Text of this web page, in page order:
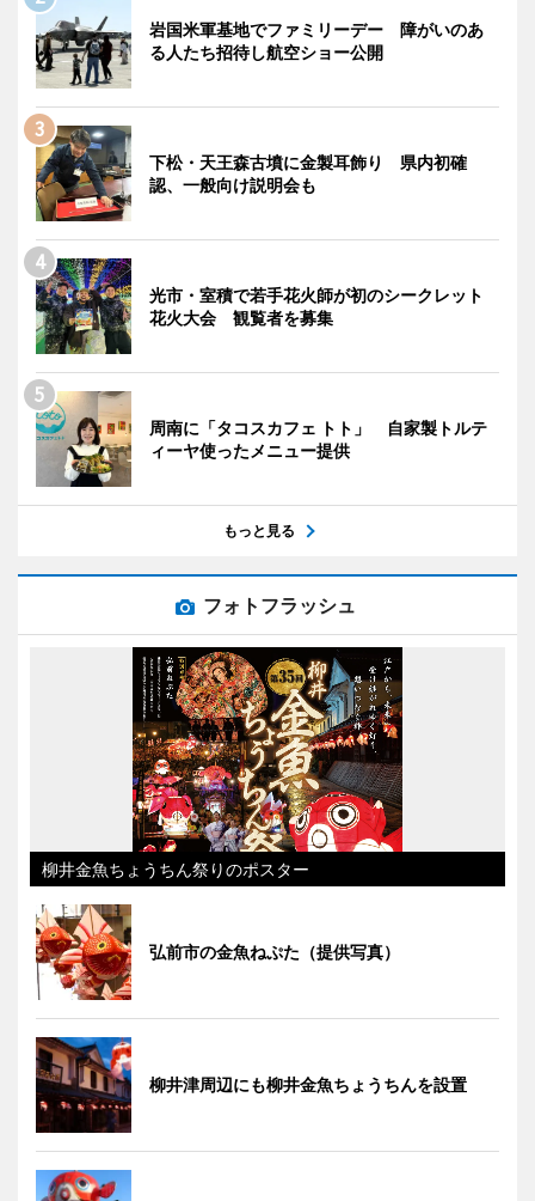
岩国米軍基地でファミリーデー 障がいのあ
る人たち招待し航空ショー公開
下松・天王森古墳に金製耳飾り 県内初確
認、一般向け説明会も
光市・室積で若手花火師が初のシークレット
花火大会 観覧者を募集
周南に「タコスカフェ トト」 自家製トルテ
ィーヤ使ったメニュー提供
もっと見る
フォトフラッシュ
柳井金魚ちょうちん祭りのポスター
弘前市の金魚ねぷた（提供写真）
柳井津周辺にも柳井金魚ちょうちんを設置